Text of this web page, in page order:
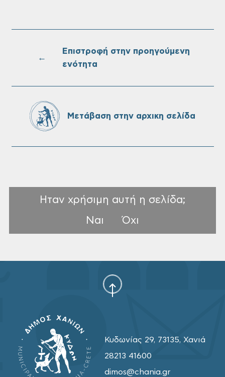
Επαναλειτουργία του συστήματος
Ονουφρίου
Πίνακες Κατάταξης & Βαθμολογίας,
Δήμου Χανίων
←
Επιστροφή στην προηγούμενη
ενότητα
Μετάβαση στην αρχικη σελίδα
Ηταν χρήσιμη αυτή η σελίδα;
Ναι
Όχι
Κυδωνίας 29, 73135, Χανιά
28213 41600
dimos@chania.gr